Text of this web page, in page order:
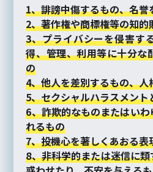
1、誹謗中傷するもの、名誉
2、著作権や商標権等の知
3、プライバシーを侵害す
得、管理、利用等に十分な
の
4、他人を差別するもの、
5、セクシャルハラスメント
6、詐欺的なものまたはい
れるもの
7、投機心を著しくあおる表
8、非科学的または迷信に